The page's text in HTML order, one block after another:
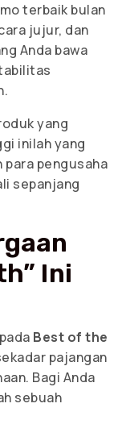
terbaik bulan
jujur, dan
Anda bawa
yang
inilah yang
pengusaha
sepanjang
Ini
Best of the
pajangan
Bagi Anda
sebuah